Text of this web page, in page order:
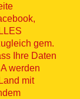
gem.
Ihre Daten
werden
mit